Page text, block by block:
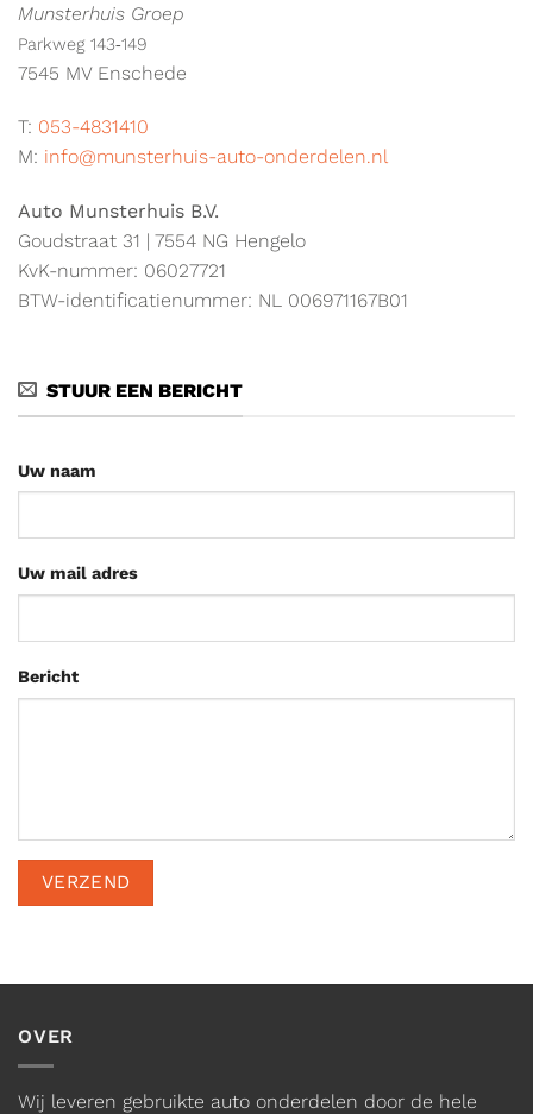
Munsterhuis Groep
Parkweg 143‑149
7545 MV Enschede
T: 053-4831410
M: info@munsterhuis-auto-onderdelen.nl
Auto Munsterhuis B.V.
Goudstraat 31 | 7554 NG Hengelo
KvK-nummer: 06027721
BTW-identificatienummer: NL 006971167B01
STUUR EEN BERICHT
Uw naam
Uw mail adres
Bericht
OVER
Wij leveren gebruikte auto onderdelen door de hele